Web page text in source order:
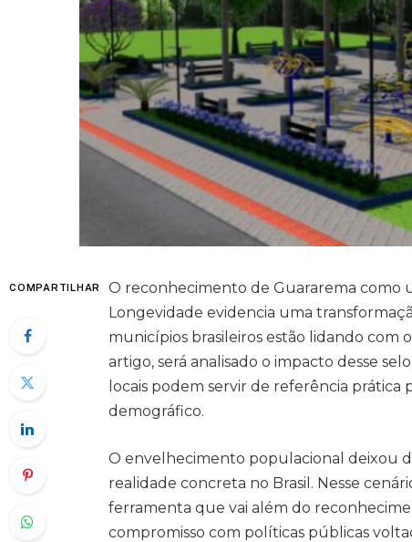
COMPARTILHAR
O reconhecimento de Guararema como
Longevidade evidencia uma
municípios brasileiros estão lidando
artigo, será analisado o impacto desse
locais podem servir de referência
demográfico.
O envelhecimento populacional deixou
realidade concreta no Brasil. Nesse
ferramenta que vai além do
compromisso com políticas públicas